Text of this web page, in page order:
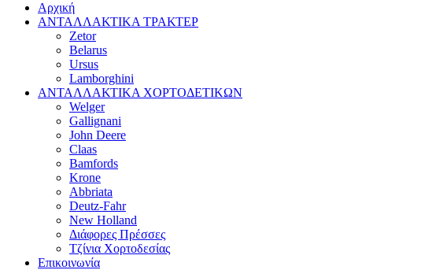
Αρχική
ΑΝΤΑΛΛΑΚΤΙΚΑ ΤΡΑΚΤΕΡ
Zetor
Belarus
Ursus
Lamborghini
ΑΝΤΑΛΛΑΚΤΙΚΑ ΧΟΡΤΟΔΕΤΙΚΩΝ
Welger
Gallignani
John Deere
Claas
Bamfords
Krone
Abbriata
Deutz-Fahr
New Holland
Διάφορες Πρέσσες
Τζίνια Χορτοδεσίας
Επικοινωνία